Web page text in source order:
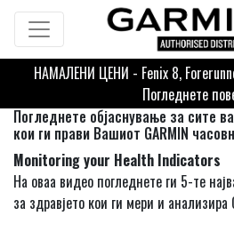
НАМАЛЕНИ ЦЕНИ - Fenix 8,
Погледнете
Погледнете објаснување за сите
кои ги прави Вашиот GARMIN
Monitoring your Health Indicators
На оваа видео погледнете ги 5-те
за здравјето кои ги мери и анализира